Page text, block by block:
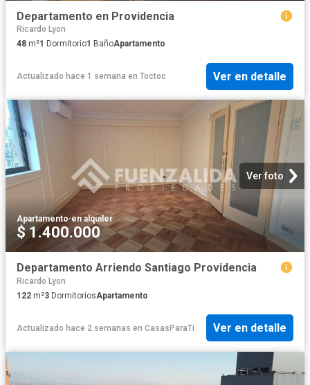
Departamento en Providencia
Ricardo Lyon
48 m²1 Dormitorio1 BañoApartamento
Actualizado hace 1 semana en Toctoc Ver en detalle
Ver foto
Apartamento·en alquiler
$ 1.400.000
Departamento Arriendo Santiago Providencia
Ricardo Lyon
122 m²3 DormitoriosApartamento
Actualizado hace 2 semanas en CasasParaTi Ver en detalle